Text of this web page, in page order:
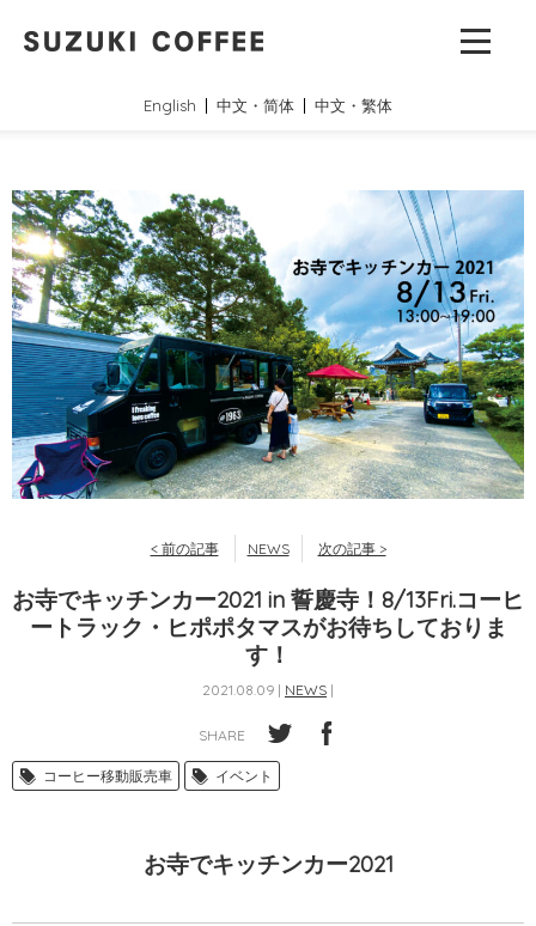
English 中文・简体 中文・繁体
< 前の記事 NEWS 次の記事 >
お寺でキッチンカー2021 in 誓慶寺！8/13Fri.コーヒ
ートラック・ヒポポタマスがお待ちしておりま
す！
2021.08.09 | NEWS |
SHARE
コーヒー移動販売車 イベント
お寺でキッチンカー2021